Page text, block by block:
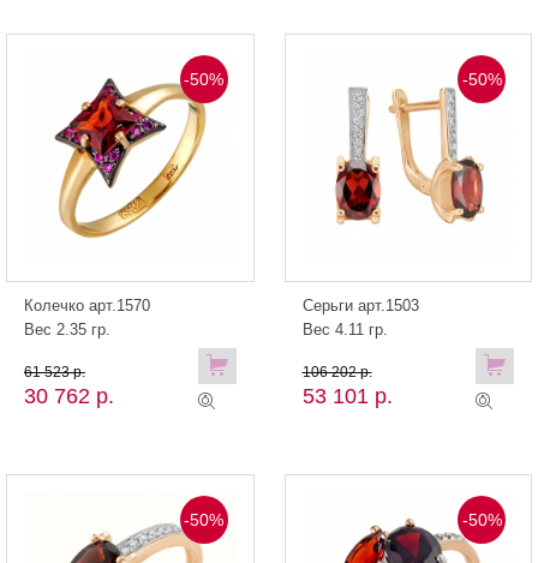
-50%
Колечко арт.1570
Вес 2.35 гр.
30 762 р.
61 523 р.
-50%
Серьги арт.1503
Вес 4.11 гр.
53 101 р.
106 202 р.
-50% -50%